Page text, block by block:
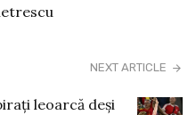
NEXT ARTICLE
leoarcă deși